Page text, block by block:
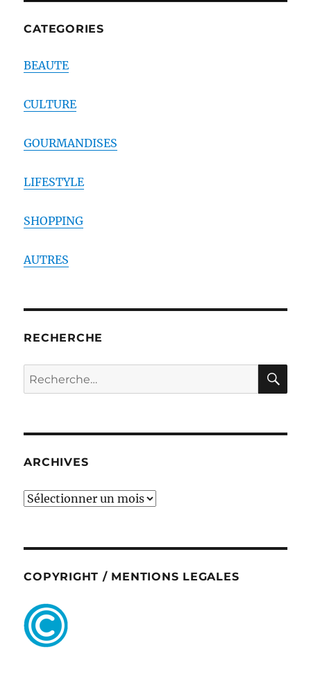
CATEGORIES
BEAUTE
CULTURE
GOURMANDISES
LIFESTYLE
SHOPPING
AUTRES
RECHERCHE
Recherche
pour :
ARCHIVES
ARCHIVES
COPYRIGHT / MENTIONS LEGALES